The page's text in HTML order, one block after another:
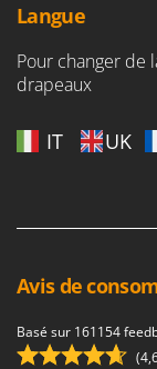
Langue
Pour changer de
drapeaux
IT UK
Avis de
Basé sur 161154